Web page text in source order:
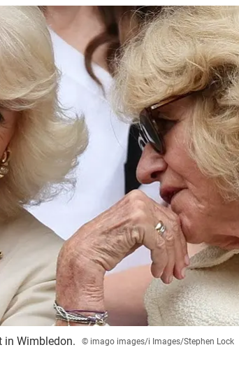
in Wimbledon. © imago images/i Images/Stephen Lock